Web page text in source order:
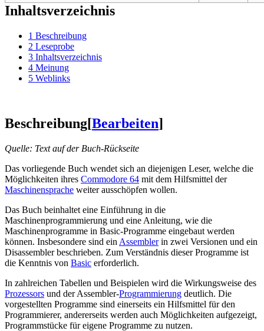
Inhaltsverzeichnis
1 Beschreibung
2 Leseprobe
3 Inhaltsverzeichnis
4 Meinung
5 Weblinks
Beschreibung[Bearbeiten]
Quelle: Text auf der Buch-Rückseite
Das vorliegende Buch wendet sich an diejenigen Leser, welche die
Möglichkeiten ihres Commodore 64 mit dem Hilfsmittel der
Maschinensprache weiter ausschöpfen wollen.
Das Buch beinhaltet eine Einführung in die
Maschinenprogrammierung und eine Anleitung, wie die
Maschinenprogramme in Basic-Programme eingebaut werden
können. Insbesondere sind ein Assemblerin zwei Versionen und ein
Disassembler beschrieben. Zum Verständnis dieser Programme ist
die Kenntnis von Basic erforderlich.
In zahlreichen Tabellen und Beispielen wird die Wirkungsweise des
Prozessors und der Assembler-Programmierung deutlich. Die
vorgestellten Programme sind einerseits ein Hilfsmittel für den
Programmierer, andererseits werden auch Möglichkeiten aufgezeigt,
Programmstücke für eigene Programme zu nutzen.